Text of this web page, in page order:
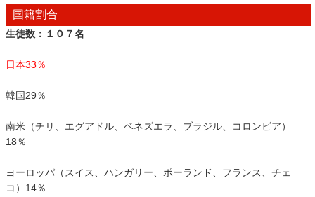
国籍割合
生徒数：１０７名
日本33％
韓国29％
南米（チリ、エグアドル、ベネズエラ、ブラジル、コロンビア）
18％
ヨーロッパ（スイス、ハンガリー、ポーランド、フランス、チェ
コ）14％